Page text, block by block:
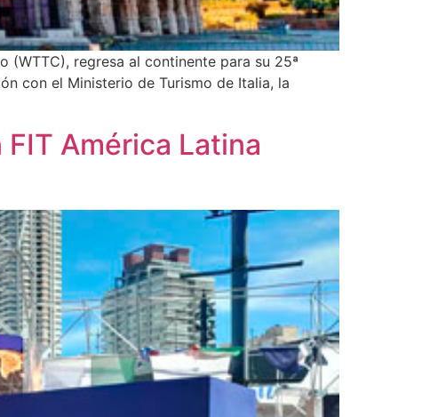
(WTTC), regresa al continente para su 25ª
con el Ministerio de Turismo de Italia, la
América Latina